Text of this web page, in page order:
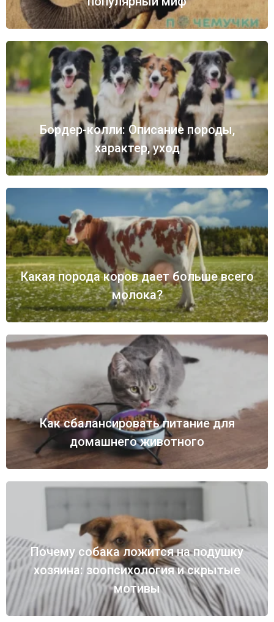
Бордер-колли: Описание породы,
характер, уход
Какая порода коров дает больше всего
молока?
Как сбалансировать питание для
домашнего животного
Почему собака ложится на подушку
хозяина: зоопсихология и скрытые
мотивы